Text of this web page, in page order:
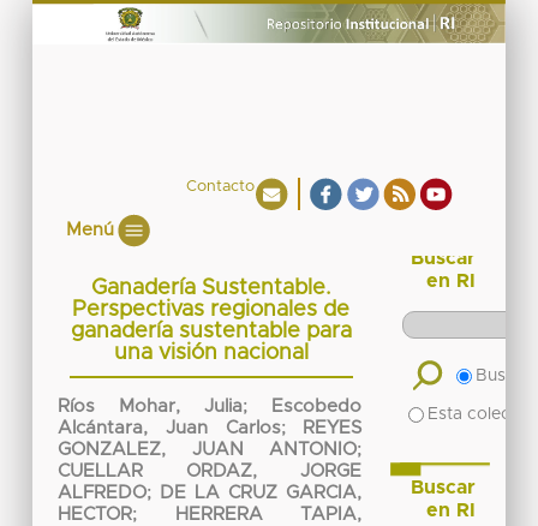
Contacto
Menú
Ganadería Sustentable.
Perspectivas regionales de
ganadería sustentable para
una visión nacional
Ríos Mohar, Julia;
Escobedo
Alcántara, Juan Carlos;
REYES
GONZALEZ, JUAN ANTONIO;
CUELLAR ORDAZ, JORGE
ALFREDO;
DE LA CRUZ GARCIA,
HECTOR;
HERRERA TAPIA,
Buscar
en RI
Buscar
Esta
Buscar
en RI